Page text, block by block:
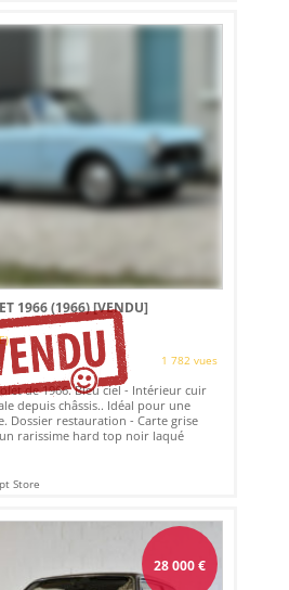
1966 (1966)[VENDU]
1 782 vues
de 1966. Bleu ciel - Intérieur cuir
depuis châssis.. Idéal pour une
Dossier restauration - Carte grise
rarissime hard top noir laqué
Store
28 000€